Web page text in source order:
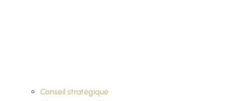
Conseil stratégique